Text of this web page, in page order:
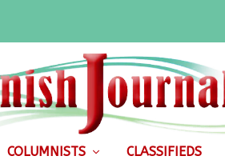
COLUMNISTS CLASSIFIEDS